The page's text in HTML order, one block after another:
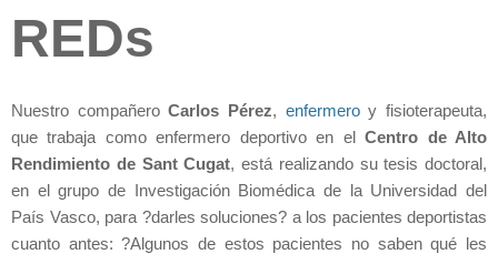
REDs
Nuestro compañeroCarlos Pérez, enfermeroy fisioterapeuta,
que trabaja como enfermero deportivo en elCentro de Alto
Rendimiento de Sant Cugat, está realizando su tesis doctoral,
en el grupo de Investigación Biomédica de la Universidad del
País Vasco, para ?darles soluciones? a los pacientes deportistas
cuanto antes: ?Algunos de estos pacientes no saben qué les